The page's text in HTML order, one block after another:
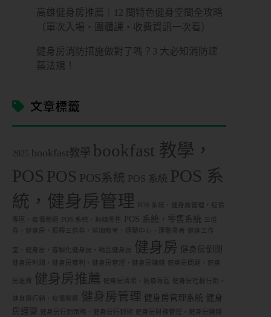
高雄健身房推薦｜12 間特色健身空間全攻略
（單次入場・團體課・收費資訊一次看）
健身房消防措施做對了嗎？3 大必知消防建
築法規！
文章標籤
2025 bookfast教學 bookfast 教學，
POS POS POS系統 POS 系統 POS 系
統，健身房管理
POS 系統，健身房管理，疫情
專區，疫情營運 POS 系統，無線零售 POS 系統，零售系統
三倍
券，健身房，振興三倍券，瑜珈教室，運動中心，運動業者
健身工作
室，健身房，客製化健身房，精品健身房 健身房 健身房倒閉
健身房利潤，健身房獲利，健身房管理，健身房賺錢 健身房問題，健身
房退費 健身房推薦 健身房清潔，防疫專區 健身房社群行銷，
健身房行銷，疫情營運 健身房管理 健身房管理系統 健身
房經營
健身房行銷策略，健身房行銷術
健身房財務管理，健身房賺錢
諮